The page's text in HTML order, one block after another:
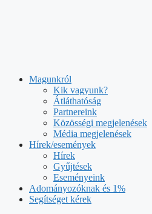
Magunkról
Kik vagyunk?
Átláthatóság
Partnereink
Közösségi megjelenések
Média megjelenések
Hírek/események
Hírek
Gyűjtések
Eseményeink
Adományozóknak és 1%
Segítséget kérek